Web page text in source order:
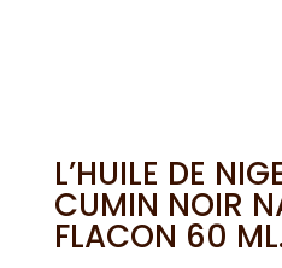
L’HUILE DE
CUMIN NOIR
FLACON 60